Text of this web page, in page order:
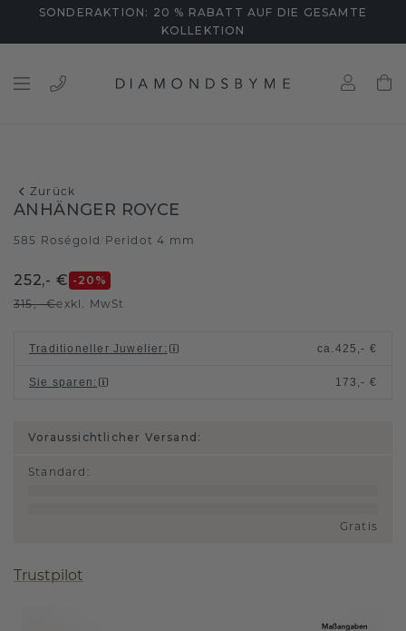
SONDERAKTION: 20 % RABATT AUF DIE GESAMTE
KOLLEKTION
Zurück
ANHÄNGER ROYCE
585 Roségold Peridot 4 mm
252,- € -20 %
315,- €exkl. MwSt
Traditioneller Juwelier : ca. 425,- €
Sie sparen : 173,- €
Voraussichtlicher Versand:
Standard :
Gratis
Trustpilot